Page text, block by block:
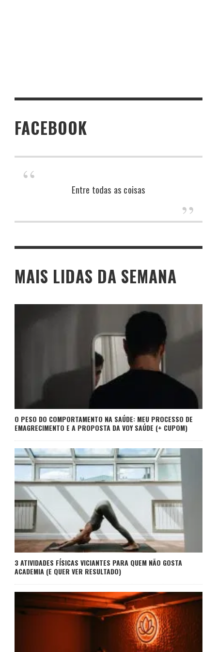
FACEBOOK
Entre todas as coisas
MAIS LIDAS DA SEMANA
O PESO DO COMPORTAMENTO NA SAÚDE: MEU PROCESSO DE
EMAGRECIMENTO E A PROPOSTA DA VOY SAÚDE (+ CUPOM)
3 ATIVIDADES FÍSICAS VICIANTES PARA QUEM NÃO GOSTA
ACADEMIA (E QUER VER RESULTADO)